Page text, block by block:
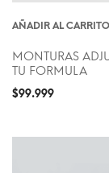
AÑADIR AL CARRITO
MONTURAS
TU FORMULA
$99.999